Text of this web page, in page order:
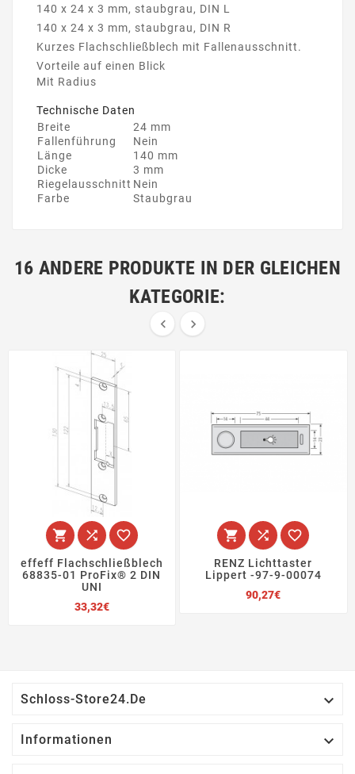
140 x 24 x 3 mm, staubgrau, DIN L
140 x 24 x 3 mm, staubgrau, DIN R
Kurzes Flachschließblech mit Fallenausschnitt.
Vorteile auf einen Blick
Mit Radius
Technische Daten
Breite
24 mm
Fallenführung
Nein
Länge
140 mm
Dicke
3 mm
Riegelausschnitt Nein
Farbe
Staubgrau
16 ANDERE PRODUKTE IN DER GLEICHEN
KATEGORIE:
 
  
effeff Flachschließblech
68835-01 ProFix® 2 DIN
UNI
33,32€Preis
  
RENZ Lichttaster
Lippert -97-9-00074
90,27€Preis
Schloss-Store24.de 
Informationen 